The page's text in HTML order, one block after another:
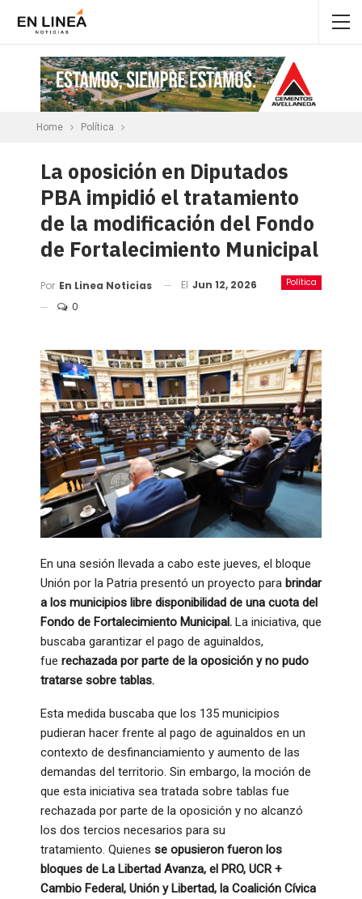
Home Política
La oposición en Diputados
PBA impidió el tratamiento
de la modificación del Fondo
de Fortalecimiento Municipal
Política
Por En Linea Noticias El Jun 12, 2026
0
En una sesión llevada a cabo este jueves, el bloque
Unión por la Patria presentó un proyecto para brindar
a los municipios libre disponibilidad de una cuota del
Fondo de Fortalecimiento Municipal. La iniciativa, que
buscaba garantizar el pago de aguinaldos,
fue rechazada por parte de la oposición y no pudo
tratarse sobre tablas.
Esta medida buscaba que los 135 municipios
pudieran hacer frente al pago de aguinaldos en un
contexto de desfinanciamiento y aumento de las
demandas del territorio. Sin embargo, la moción de
que esta iniciativa sea tratada sobre tablas fue
rechazada por parte de la oposición y no alcanzó
los dos tercios necesarios para su
tratamiento. Quienes se opusieron fueron los
bloques de La Libertad Avanza, el PRO, UCR +
Cambio Federal, Unión y Libertad, la Coalición Cívica